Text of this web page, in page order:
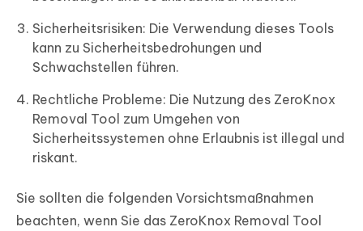
Sicherheitsrisiken: Die Verwendung dieses Tools
kann zu Sicherheitsbedrohungen und
Schwachstellen führen.
Rechtliche Probleme: Die Nutzung des ZeroKnox
Removal Tool zum Umgehen von
Sicherheitssystemen ohne Erlaubnis ist illegal und
riskant.
Sie sollten die folgenden Vorsichtsmaßnahmen
beachten, wenn Sie das ZeroKnox Removal Tool